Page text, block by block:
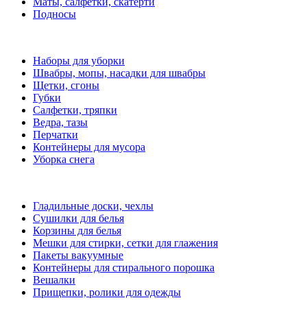
Подносы
Наборы для уборки
Швабры, мопы, насадки для швабры
Щетки, сгоны
Губки
Салфетки, тряпки
Ведра, тазы
Перчатки
Контейнеры для мусора
Уборка снега
Гладильные доски, чехлы
Сушилки для белья
Корзины для белья
Мешки для стирки, сетки для глажения
Пакеты вакуумные
Контейнеры для стирального порошка
Вешалки
Прищепки, ролики для одежды